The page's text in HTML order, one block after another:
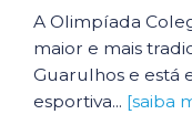
A Olimpíada
maior e mais
Guarulhos e está
esportiva... [saiba